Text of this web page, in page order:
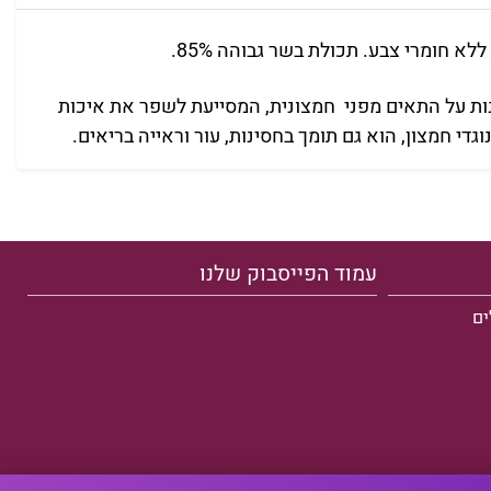
על התאים מפני חמצונית, המסייעת לשפר את איכות
חמצון, הוא גם תומך בחסינות, עור וראייה בריאים.
עמוד הפייסבוק שלנו